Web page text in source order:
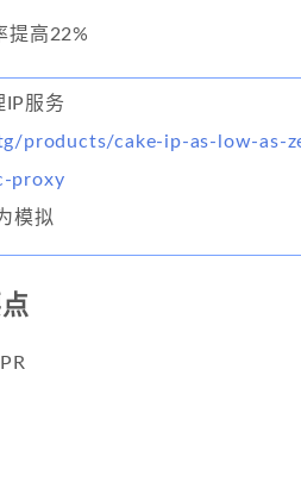
提高22%
IP服务
products/cake-ip-as-low-as-
proxy
模拟